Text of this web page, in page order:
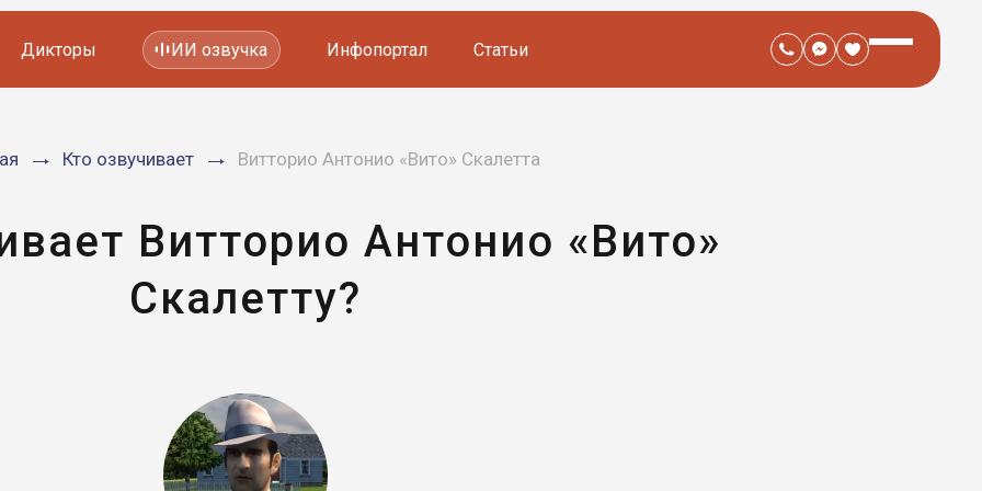
Мультфильмов
Дикторы ИИ озвучка Инфопортал Статьи
Кто озвучивает Витторио Антонио «Вито» Скалетта
Витторио Антонио «Вито»
Скалетту?